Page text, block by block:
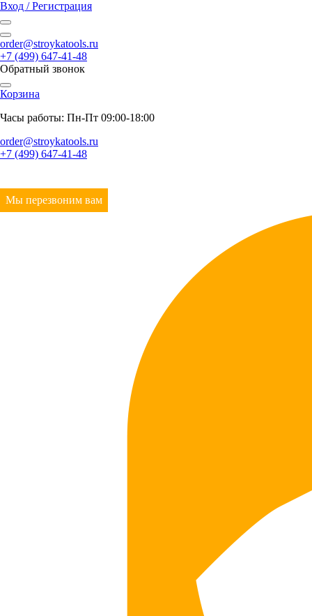
Вход / Регистрация
order@stroykatools.ru
+7 (499) 647-41-48
Обратный звонок
Корзина
Часы работы: Пн-Пт 09:00-18:00
order@stroykatools.ru
+7 (499) 647-41-48
Мы перезвоним вам